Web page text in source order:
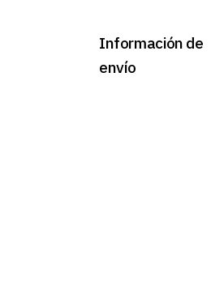
Información de
envío